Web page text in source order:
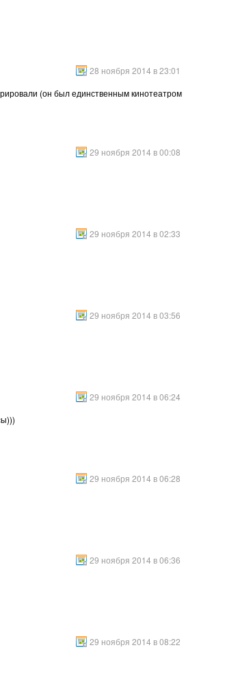
28 ноября 2014 в 23:01
(он был единственным кинотеатром
29 ноября 2014 в 00:08
29 ноября 2014 в 02:33
29 ноября 2014 в 03:56
29 ноября 2014 в 06:24
29 ноября 2014 в 06:28
29 ноября 2014 в 06:36
29 ноября 2014 в 08:22